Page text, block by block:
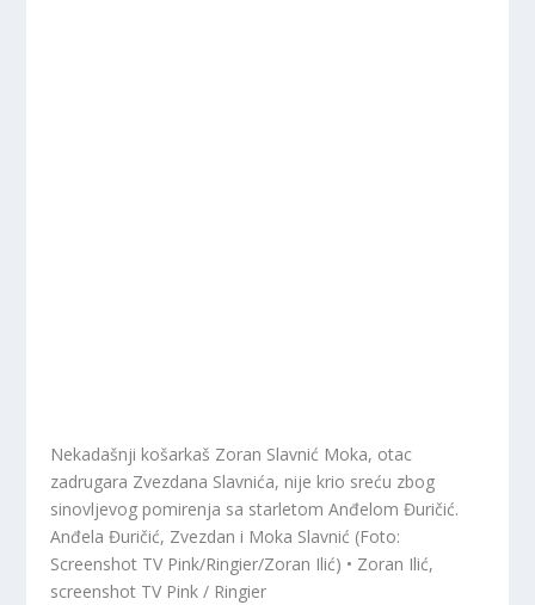
Nekadašnji košarkaš Zoran Slavnić Moka, otac
zadrugara Zvezdana Slavnića, nije krio sreću zbog
sinovljevog pomirenja sa starletom Anđelom Đuričić.
Anđela Đuričić, Zvezdan i Moka Slavnić (Foto:
Screenshot TV Pink/Ringier/Zoran Ilić) • Zoran Ilić,
screenshot TV Pink / Ringier